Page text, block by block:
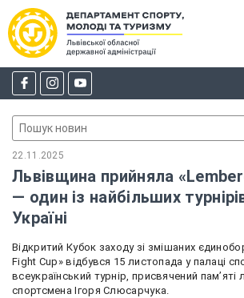
22.11.2025
Львівщина прийняла
— один із найбільших
Україні
Відкритий Кубок заходу зі змішаних
Fight Cup» відбувся 15 листопада у палаці
всеукраїнський турнір, присвячений пам’яті
спортсмена Ігоря Слюсарчука.